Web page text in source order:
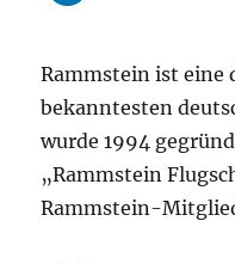
Rammstein ist eine
bekanntesten
wurde 1994
„Rammstein
Rammstein-